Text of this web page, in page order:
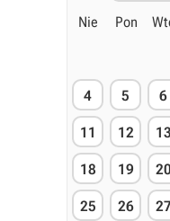
Nie Pon
4 5 6
11 12 13
18 19 20
25 26 27